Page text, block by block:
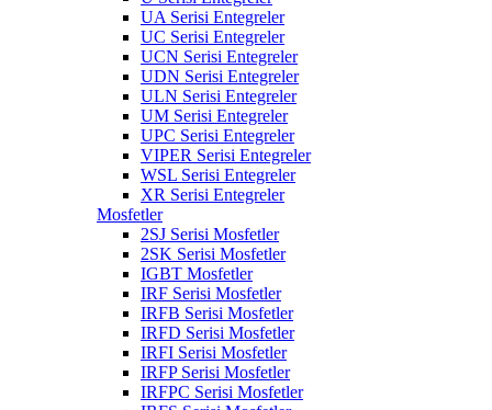
UA Serisi Entegreler
UC Serisi Entegreler
UCN Serisi Entegreler
UDN Serisi Entegreler
ULN Serisi Entegreler
UM Serisi Entegreler
UPC Serisi Entegreler
VIPER Serisi Entegreler
WSL Serisi Entegreler
XR Serisi Entegreler
Mosfetler
2SJ Serisi Mosfetler
2SK Serisi Mosfetler
IGBT Mosfetler
IRF Serisi Mosfetler
IRFB Serisi Mosfetler
IRFD Serisi Mosfetler
IRFI Serisi Mosfetler
IRFP Serisi Mosfetler
IRFPC Serisi Mosfetler